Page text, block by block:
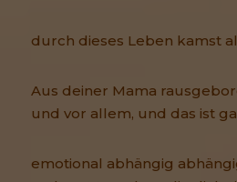
durch dieses Leben kamst
Aus deiner Mama
und vor allem, und das ist
emotional abhängig